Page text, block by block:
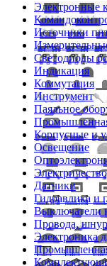
Электронные
Источники
Светодиоды
Индикация
Коммутация
Инструмент
Паяльное
Корпусные и
Освещение
Датчики
Гидравлика и
Выключатели
Провода,
Электроника